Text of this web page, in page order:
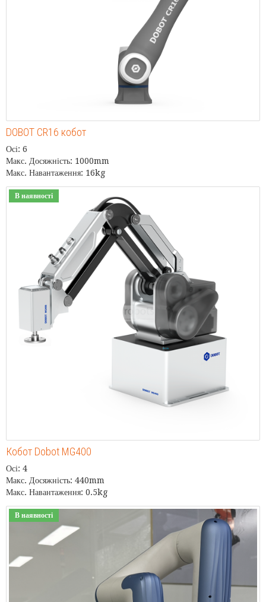
DOBOT CR16 кобот
Осі: 6
Макс. Досяжність: 1000mm
Макс. Навантаження: 16kg
В наявності
Кобот Dobot MG400
Осі: 4
Макс. Досяжність: 440mm
Макс. Навантаження: 0.5kg
В наявності